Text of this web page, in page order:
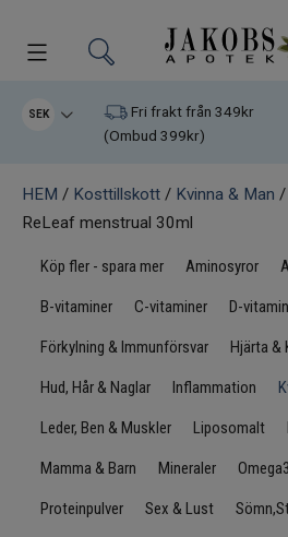
Kampanjer
Varumärken
Kosttillskott
Hudvård
Infrarött Ljus
SEK
Fri frakt från 349kr
(Ombud 399kr)
HEM / Kosttillskott / Kvinna & Man /
ReLeaf menstrual 30ml
Köp fler - spara mer Aminosyror
B-vitaminer C-vitaminer D-
Förkylning & Immunförsvar Hjärta &
Hud, Hår & Naglar Inflammation
Leder, Ben & Muskler Liposomalt
Mamma & Barn Mineraler
Proteinpulver Sex & Lust